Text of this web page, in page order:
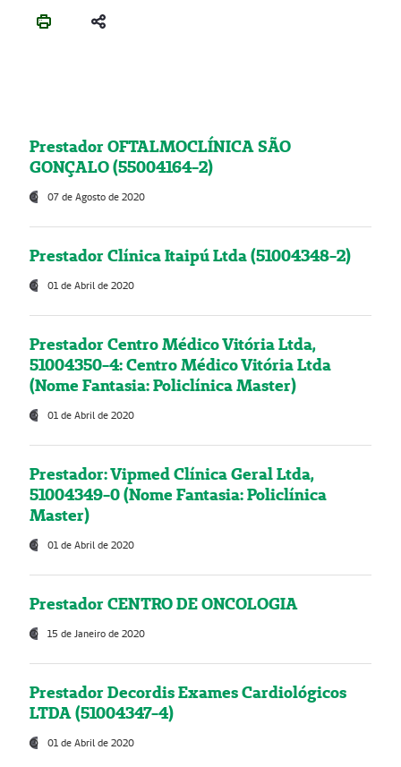
Prestador OFTALMOCLÍNICA SÃO
GONÇALO (55004164-2)
07 de Agosto de 2020
Prestador Clínica Itaipú Ltda (51004348-2)
01 de Abril de 2020
Prestador Centro Médico Vitória Ltda,
51004350-4: Centro Médico Vitória Ltda
(Nome Fantasia: Policlínica Master)
01 de Abril de 2020
Prestador: Vipmed Clínica Geral Ltda,
51004349-0 (Nome Fantasia: Policlínica
Master)
01 de Abril de 2020
Prestador CENTRO DE ONCOLOGIA
15 de Janeiro de 2020
Prestador Decordis Exames Cardiológicos
LTDA (51004347-4)
01 de Abril de 2020